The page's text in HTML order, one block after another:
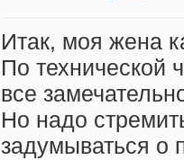
Итак, моя жена
По технической
все
Но надо
задумываться о